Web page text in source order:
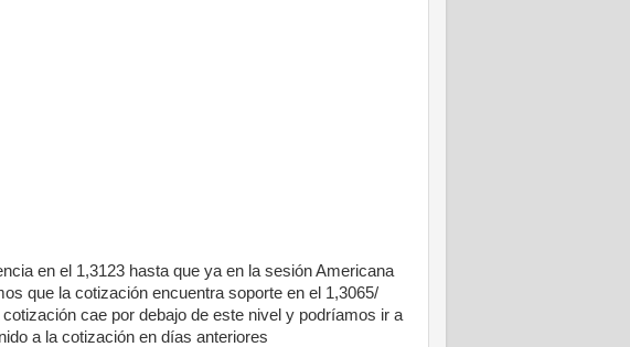
en el 1,3123 hasta que ya en la sesión Americana
que la cotización encuentra soporte en el 1,3065/
cae por debajo de este nivel y podríamos ir a
a la cotización en días anteriores